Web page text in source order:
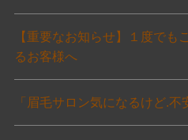
【重要なお知らせ】１度でも
るお客様へ
「眉毛サロン気になるけど.